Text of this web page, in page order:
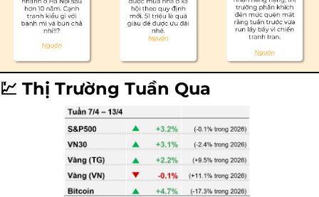
💹 Thị Trường Tuần Qua